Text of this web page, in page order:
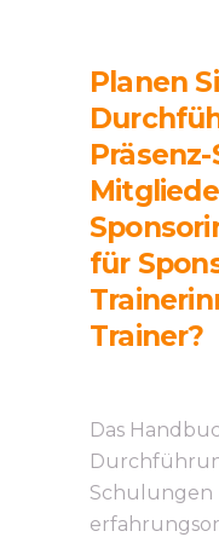
Planen
für
Trainer?
Das
Schulungen